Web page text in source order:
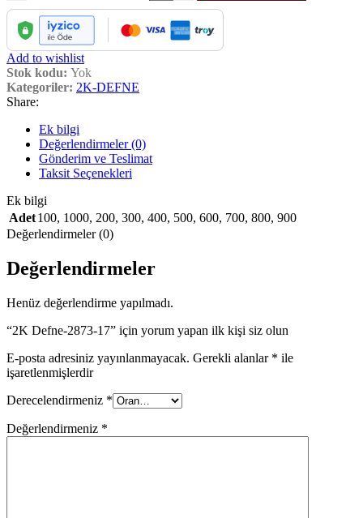
Add to wishlist
Stok kodu: Yok
Kategoriler: 2K-DEFNE
Share:
Ek bilgi
Değerlendirmeler (0)
Gönderim ve Teslimat
Taksit Seçenekleri
Ek bilgi
Adet100, 1000, 200, 300, 400, 500, 600, 700, 800, 900
Değerlendirmeler (0)
Değerlendirmeler
Henüz değerlendirme yapılmadı.
“2K Defne-2873-17” için yorum yapan ilk kişi siz olun
E-posta adresiniz yayınlanmayacak. Gerekli alanlar * ile
işaretlenmişlerdir
Derecelendirmeniz *
Değerlendirmeniz *